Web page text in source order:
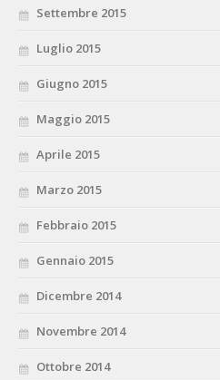
Settembre 2015
Luglio 2015
Giugno 2015
Maggio 2015
Aprile 2015
Marzo 2015
Febbraio 2015
Gennaio 2015
Dicembre 2014
Novembre 2014
Ottobre 2014